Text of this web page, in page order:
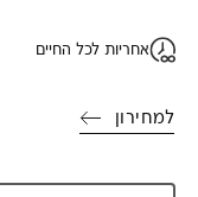
אחריות לכל החיים
למחירון